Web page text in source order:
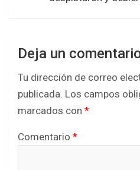
Deja un
Tu dirección de correo
publicada. Los campos
marcados con *
Comentario *